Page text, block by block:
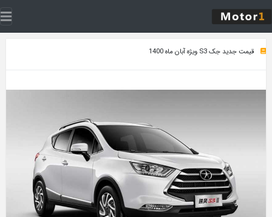
قیمت جدید جک S3 ویژه آبان ماه 1400